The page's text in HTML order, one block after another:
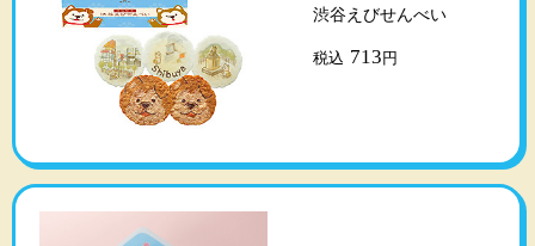
渋谷えびせんべい
税込 713円